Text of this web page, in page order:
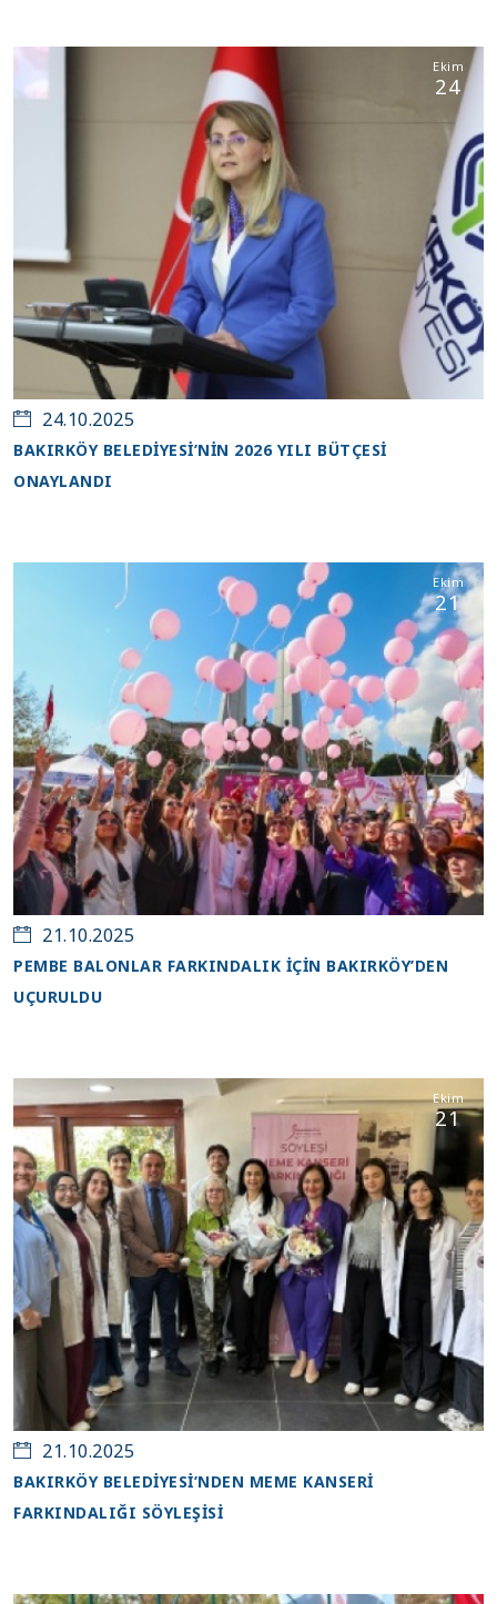
Ekim
24
24.10.2025
BAKIRKÖY BELEDİYESİ’NİN 2026 YILI BÜTÇESİ
ONAYLANDI
Ekim
21
21.10.2025
PEMBE BALONLAR FARKINDALIK İÇİN BAKIRKÖY’DEN
UÇURULDU
Ekim
21
21.10.2025
BAKIRKÖY BELEDİYESİ’NDEN MEME KANSERİ
FARKINDALIĞI SÖYLEŞİSİ